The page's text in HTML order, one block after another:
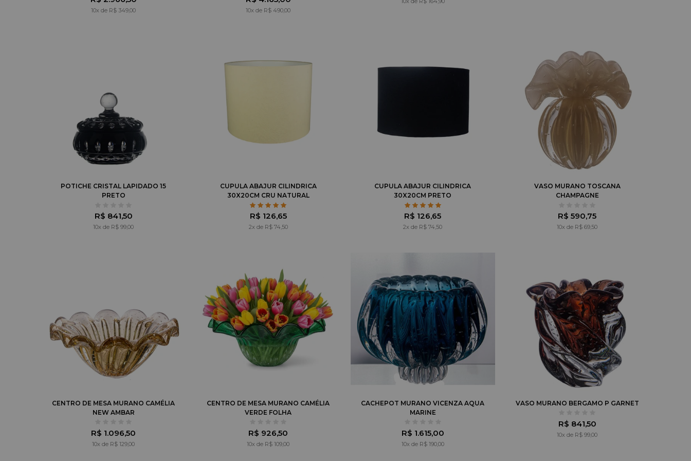
10x de R$ 349,00 10x de R$ 490,00
POTICHE CRISTAL LAPIDADO 15
PRETO
R$ 841,50
10x de R$ 99,00
CUPULA ABAJUR CILINDRICA
30X20CM CRU NATURAL
R$ 126,65
2x de R$ 74,50
CUPULA ABAJUR CILINDRICA
30X20CM PRETO
R$ 126,65
2x de R$ 74,50
VASO MURANO TOSCANA
CHAMPAGNE
R$ 590,75
10x de R$ 69,50
CENTRO DE MESA MURANO CAMÉLIA
NEW AMBAR
R$ 1.096,50
10x de R$ 129,00
CENTRO DE MESA MURANO CAMÉLIA
VERDE FOLHA
R$ 926,50
10x de R$ 109,00
CACHEPOT MURANO VICENZA AQUA
MARINE
R$ 1.615,00
10x de R$ 190,00
VASO MURANO BERGAMO P GARNET
R$ 841,50
10x de R$ 99,00